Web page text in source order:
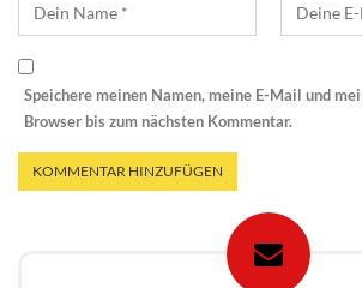
Speichere meinen Namen, meine E-Mail und
Browser bis zum nächsten Kommentar.